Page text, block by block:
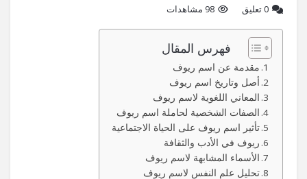
‫0 تعليق
98 مشاهدات
فهرس المقال
مقدمة عن اسم ريوف
أصل وتاريخ اسم ريوف
المعاني اللغوية لاسم ريوف
الصفات الشخصية لحاملة اسم ريوف
تأثير اسم ريوف على الحياة الاجتماعية
ريوف في الأدب والثقافة
الأسماء المشابهة لاسم ريوف
تحليل علم النفس لاسم ريوف